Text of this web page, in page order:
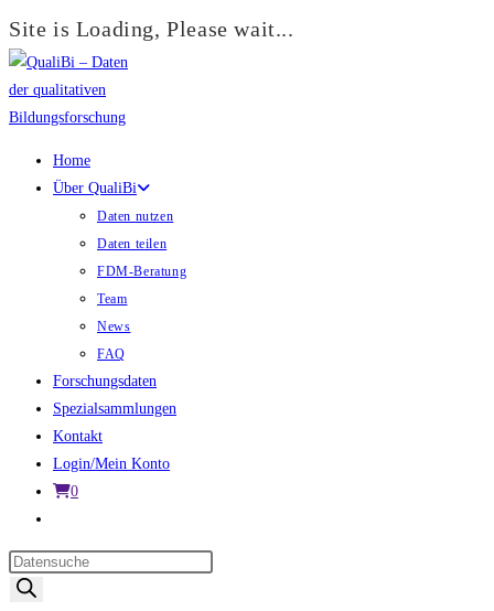
Site is Loading, Please wait...
Zum
Inhalt
springen
Home
Über QualiBi
Daten nutzen
Daten teilen
FDM-Beratung
Team
News
FAQ
Forschungsdaten
Spezialsammlungen
Kontakt
Login/Mein Konto
0
umschalten
Products
search